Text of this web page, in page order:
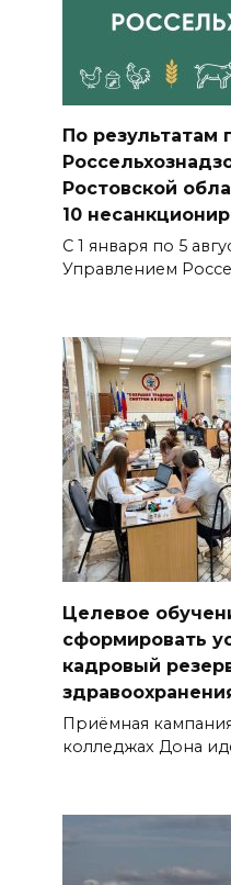
По результатам
Ростовской
10
С 1 января по 5
Управлением
Целевое
сформировать
кадровый
Приёмная
колледжах Дона